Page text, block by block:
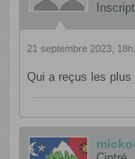
21 septembre 2023,
Qui a reçus les